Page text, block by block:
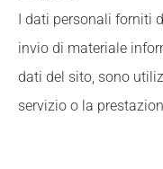
I dati personali forniti
invio di materiale
dati del sito, sono
servizio o la